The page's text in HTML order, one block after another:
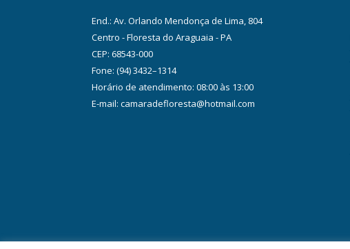
End.: Av. Orlando Mendonça de Lima, 804
Centro - Floresta do Araguaia - PA
CEP: 68543-000
Fone: (94) 3432–1314
Horário de atendimento: 08:00 às 13:00
E-mail: camaradefloresta@hotmail.com